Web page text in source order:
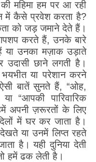
महिमा हम पर आ रही
में कैसे प्रवेश करता है?
को जड़ जमाने देते हैं।
करते हैं, उनके बारे
या उनका मज़ाक उड़ाते
उदासी छाने लगती है।
या परेशान करने
बातें सुनते हैं, “ओह,
“आपकी पारिवारिक
अपनी ज़रूरतों के लिए
में घर कर जाता है।
या उनमें लिप्त रहते
है। यही दुनिया देती
हमें ढक लेती है।